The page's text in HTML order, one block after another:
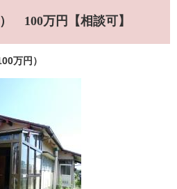
100万円【相談可】
万円）